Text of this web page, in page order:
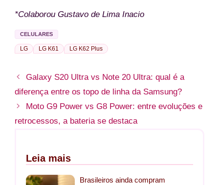
*Colaborou Gustavo de Lima Inacio
CELULARES
LG LG K61 LG K62 Plus
Galaxy S20 Ultra vs Note 20 Ultra: qual é a
diferença entre os topo de linha da Samsung?
Moto G9 Power vs G8 Power: entre evoluções e
retrocessos, a bateria se destaca
Leia mais
Brasileiros ainda compram